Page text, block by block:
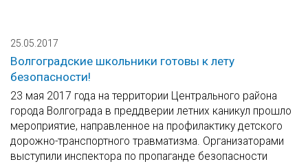
25.05.2017
Волгоградские школьники готовы к лету
безопасности!
23 мая 2017 года на территории Центрального района
города Волгограда в преддверии летних каникул прошло
мероприятие, направленное на профилактику детского
дорожно-транспортного травматизма. Организаторами
выступили инспектора по пропаганде безопасности